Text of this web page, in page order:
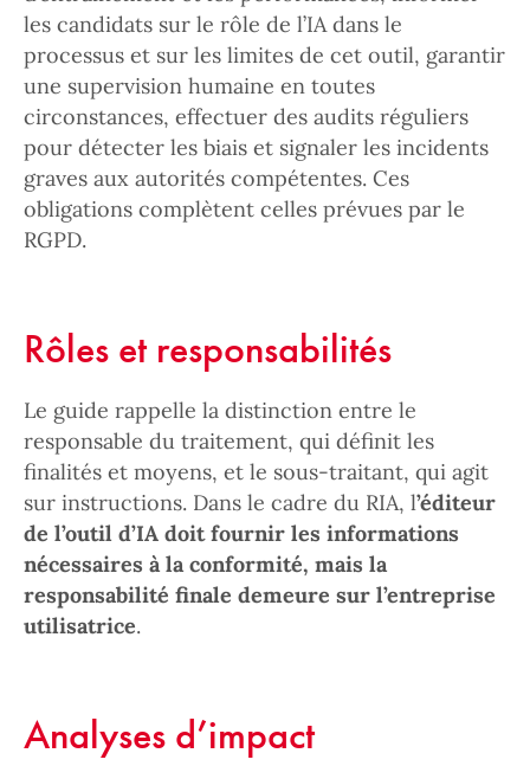
les candidats sur le rôle de l’IA dans le
processus et sur les limites de cet outil, garantir
une supervision humaine en toutes
circonstances, effectuer des audits réguliers
pour détecter les biais et signaler les incidents
graves aux autorités compétentes. Ces
obligations complètent celles prévues par le
RGPD.
Rôles et responsabilités
Le guide rappelle la distinction entre le
responsable du traitement, qui définit les
finalités et moyens, et le sous-traitant, qui agit
sur instructions. Dans le cadre du RIA, l’éditeur
de l’outil d’IA doit fournir les informations
nécessaires à la conformité, mais la
responsabilité finale demeure sur l’entreprise
utilisatrice.
Analyses d’impact